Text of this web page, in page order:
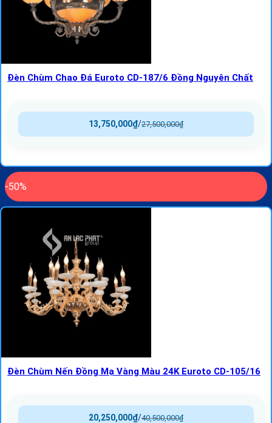
Đèn Chùm Chao Đá Euroto CD-187/6 Đồng Nguyên Chất
27,500,000₫
/
13,750,000₫
-50%
Đèn Chùm Nến Đồng Mạ Vàng Màu 24K Euroto CD-105/16
40,500,000₫
/
20,250,000₫